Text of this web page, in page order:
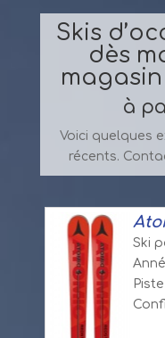
Skis
dès
à
Voici quelques
récents.
Ski